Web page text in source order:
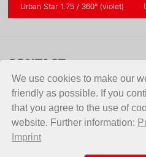
We use cookies to make our
friendly as possible. If you
that you agree to the use of
website. Further information:
Imprint
Urban Star 1.75 / 360° (violet)
CONTACT
DCM Nederland B.V.
Pondweg 21
2153 PK Nieuw-Vennep
NEDERLAND